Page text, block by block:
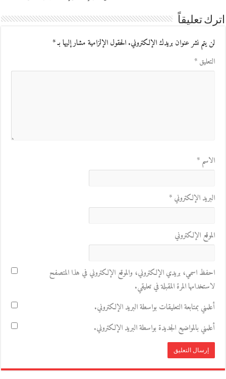
اترك تعليقاً
لن يتم نشر عنوان بريدك الإلكتروني.الحقول الإلزامية مشار إليها بـ*
التعليق*
الاسم*
البريد الإلكتروني*
الموقع الإلكتروني
احفظ اسمي، بريدي الإلكتروني، والموقع الإلكتروني في هذا المتصفح
لاستخدامها المرة المقبلة في تعليقي.
أعلمني بمتابعة التعليقات بواسطة البريد الإلكتروني.
أعلمني بالمواضيع الجديدة بواسطة البريد الإلكتروني.